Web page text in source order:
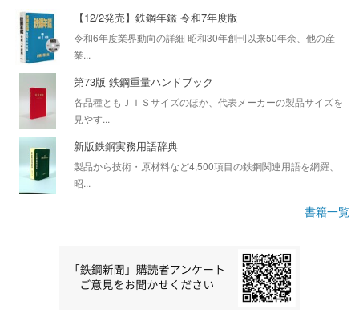
【12/2発売】鉄鋼年鑑 令和7年度版
令和6年度業界動向の詳細 昭和30年創刊以来50年余、他の産
業...
第73版 鉄鋼重量ハンドブック
各品種ともＪＩＳサイズのほか、代表メーカーの製品サイズを
見やす...
新版鉄鋼実務用語辞典
製品から技術・原材料など4,500項目の鉄鋼関連用語を網羅、
昭...
書籍一覧